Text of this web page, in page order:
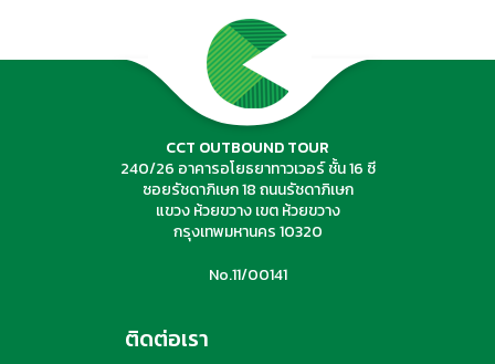
ค้นหาทัวร์
CCT OUTBOUND TOUR
240/26 อาคารอโยธยาทาวเวอร์ ชั้น 16 ซี
ซอยรัชดาภิเษก 18 ถนนรัชดาภิเษก
แขวง ห้วยขวาง เขต ห้วยขวาง
กรุงเทพมหานคร 10320
No.11/00141
ติดต่อเรา